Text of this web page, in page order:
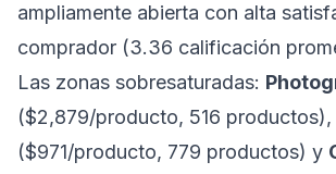
ampliamente abierta con alta
comprador (3.36 calificación
Las zonas sobresaturadas:
($2,879/producto, 516 productos),
($971/producto, 779 productos) y